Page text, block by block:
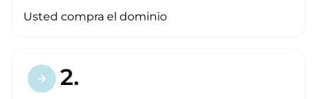
Usted compra el dominio
arrow_forward 2.